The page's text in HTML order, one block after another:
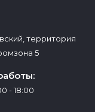
территория
5
- 18:00